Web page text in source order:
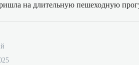
на длительную пешеходную